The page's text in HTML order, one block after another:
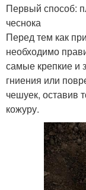
Первый способ:
чеснока
Перед тем как
необходимо
самые крепкие и
гниения или
чешуек, оставив
кожуру.